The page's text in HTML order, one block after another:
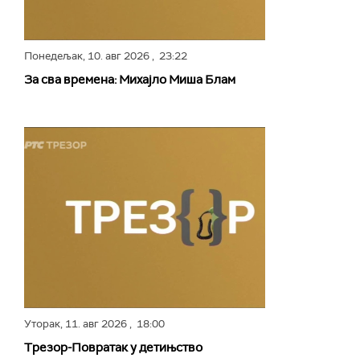
Понедељак, 10. авг 2026, 23:22
За сва времена: Михајло Миша Блам
Уторак, 11. авг 2026, 18:00
Трезор-Повратак у детињство